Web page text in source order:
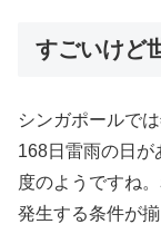
すごいけど
シンガポールで
168日雷雨の日が
度のようですね
発生する条件が